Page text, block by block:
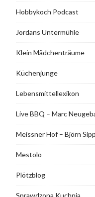
Hobbykoch Podcast
Jordans Untermühle
Klein Mädchenträume
Küchenjunge
Lebensmittellexikon
Live BBQ – Marc
Meissner Hof – Björn
Mestolo
Plötzblog
Sprawdzona Kuchnia